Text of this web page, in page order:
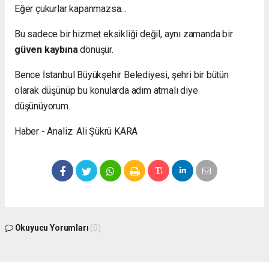
Eğer çukurlar kapanmazsa…
Bu sadece bir hizmet eksikliği değil, aynı zamanda bir
güven kaybınadönüşür.
Bence İstanbul Büyükşehir Belediyesi, şehri bir bütün
olarak düşünüp bu konularda adım atmalı diye
düşünüyorum.
Haber - Analiz: Ali Şükrü KARA
Okuyucu Yorumları (0)